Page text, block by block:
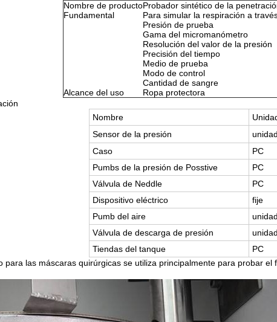
Nombre de productoProbador sintético de la
Fundamental
Para simular la respiración a
Presión de prueba
Gama del micromanómetro
Resolución del valor de la presión
Precisión del tiempo
Medio de prueba
Modo de control
Cantidad de sangre
Alcance del uso
Ropa protectora
Nombre
Sensor de la presión
unidad
Caso
PC
Pumbs de la presión de Posstive
PC
Válvula de Neddle
PC
Dispositivo eléctrico
fije
Pumb del aire
unidad
Válvula de descarga de presión
unidad
Tiendas del tanque
PC
para las máscaras quirúrgicas se utiliza principalmente para probar